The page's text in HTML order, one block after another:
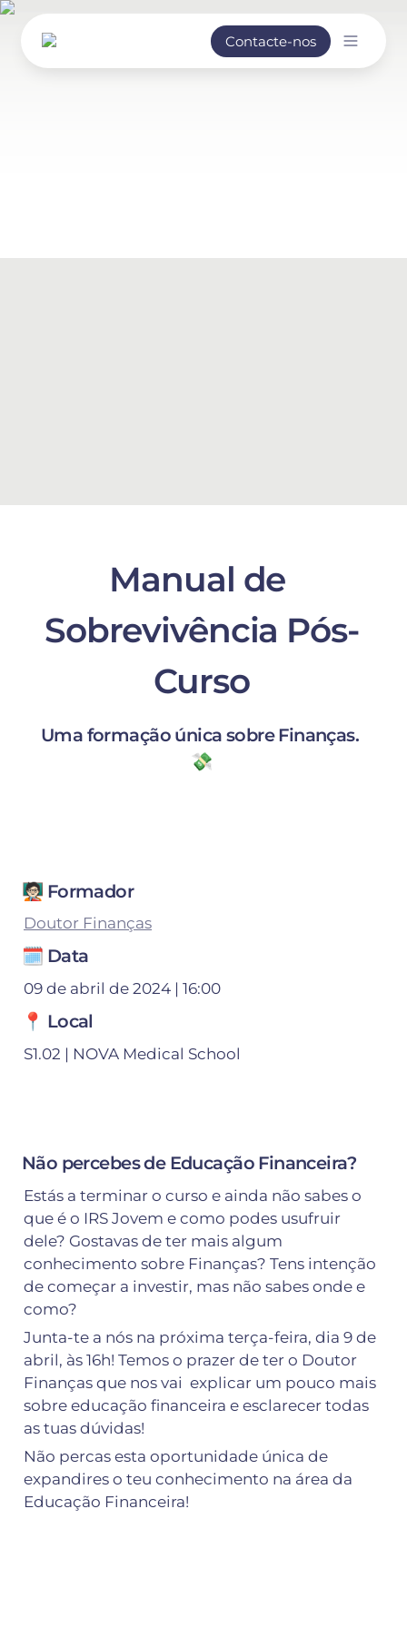
Contacte-nos
Manual de
Sobrevivência Pós-
Curso
💸
🧑🏻‍🏫 Formador
Doutor Finanças
🗓️ Data
09 de abril de 2024 | 16:00
📍 Local
S1.02 | NOVA Medical School
Não percebes de Educação Financeira?
Estás a terminar o curso e ainda não sabes o
que é o IRS Jovem e como podes usufruir
dele? Gostavas de ter mais algum
conhecimento sobre Finanças? Tens intenção
de começar a investir, mas não sabes onde e
como?
Junta-te a nós na próxima terça-feira, dia 9 de
abril, às 16h! Temos o prazer de ter o Doutor
Finanças que nos vai  explicar um pouco mais
sobre educação financeira e esclarecer todas
as tuas dúvidas!
Não percas esta oportunidade única de
expandires o teu conhecimento na área da
Educação Financeira!